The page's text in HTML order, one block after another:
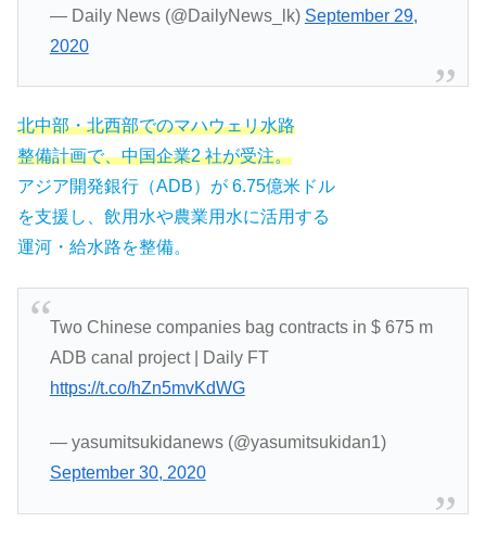
— Daily News (@DailyNews_lk) September 29,
2020
北中部・北西部でのマハウェリ水路
整備計画で、中国企業2 社が受注。
アジア開発銀行（ADB）が 6.75億米ドル
を支援し、飲用水や農業用水に活用する
運河・給水路を整備。
Two Chinese companies bag contracts in $ 675 m
ADB canal project | Daily FT
https://t.co/hZn5mvKdWG
— yasumitsukidanews (@yasumitsukidan1)
September 30, 2020